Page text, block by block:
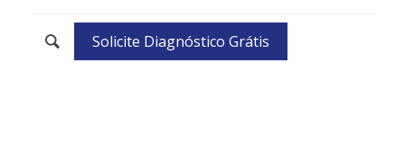
Solicite Diagnóstico Grátis